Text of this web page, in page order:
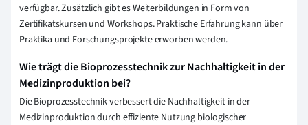
verfügbar. Zusätzlich gibt es Weiterbildungen in Form von
Zertifikatskursen und Workshops. Praktische Erfahrung kann über
Praktika und Forschungsprojekte erworben werden.
Wie trägt die Bioprozesstechnik zur Nachhaltigkeit in der
Medizinproduktion bei?
Die Bioprozesstechnik verbessert die Nachhaltigkeit in der
Medizinproduktion durch effiziente Nutzung biologischer